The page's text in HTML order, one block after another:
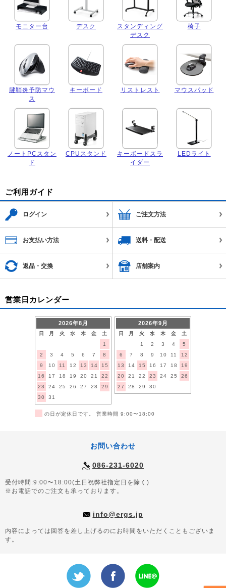
モニター台 デスク
スタンディング
デスク
椅子
腱鞘炎予防マウ
ス
キーボード リストレスト マウスパッド
ノートPCスタン
ド
CPUスタンド
キーボードスラ
イダー
LEDライト
ご利用ガイド
ログイン ご注文方法
お支払い方法 送料・配送
返品・交換 店舗案内
営業日カレンダー
2026年8月
日 月 火 水 木 金
土
1
2
3 4 5 6 7
8
9
10 11 12 13 14
15
16
17 18 19 20 21
22
23
24 25 26 27 28
29
30
31
2026年9月
日 月 火 水 木 金
土
1
2 3 4
5
6
7 8 9 10 11
12
13
14 15 16 17 18
19
20
21 22 23 24 25
26
27
28 29 30
の日が定休日です。 営業時間 9:00〜18:00
お問い合わせ
086-231-6020
受付時間:9:00〜18:00(土日祝弊社指定日を除く)
※お電話でのご注文も承っております。
info@ergs.jp
内容によっては回答を差し上げるのにお時間をいただくこともございま
す。